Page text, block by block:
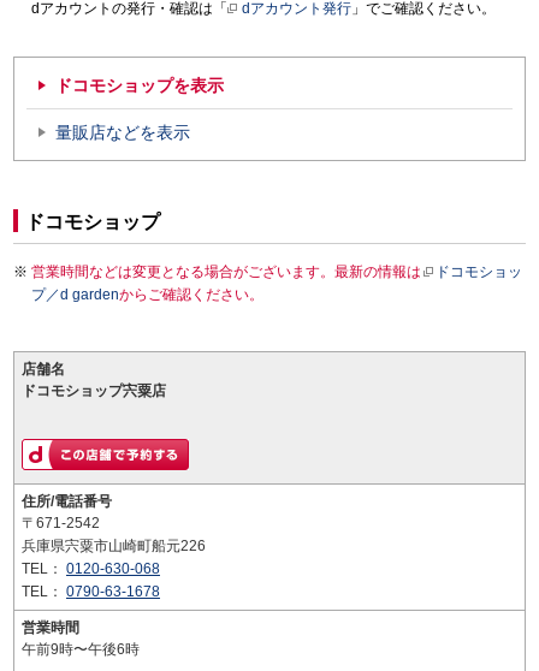
dアカウントの発行・確認は「
dアカウント発行 」でご確認ください。
ドコモショップを表示
量販店などを表示
ドコモショップ
営業時間などは変更となる場合がございます。最新の情報は
ドコモショッ
プ／d gardenからご確認ください。
店舗名
ドコモショップ宍粟店
住所/電話番号
〒671-2542
兵庫県宍粟市山崎町船元226
TEL： 0120-630-068
TEL： 0790-63-1678
営業時間
午前9時〜午後6時